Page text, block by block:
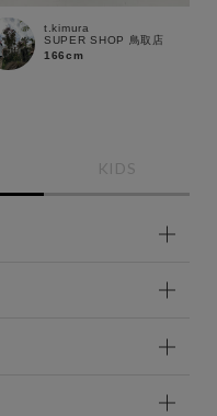
t.kimura
SUPER SHOP 鳥取店
166cm
KIDS